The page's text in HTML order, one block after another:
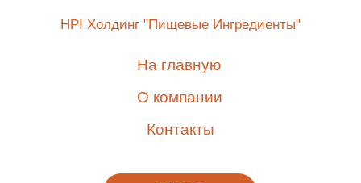
На главную
О компании
Контакты
HPI Холдинг "Пищевые Ингредиенты"